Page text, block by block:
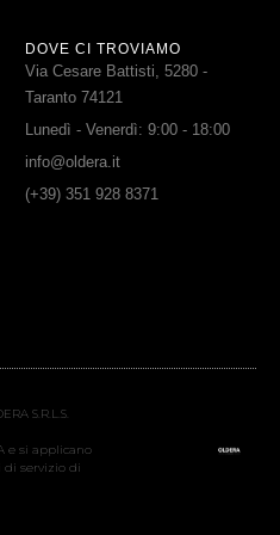
DOVE CI TROVIAMO
Via Cesare Battisti, 5280 -
Taranto 74121
Lunedì - Venerdì: 9:00 - 18:00
info@oldera.it
(+39) 351 928 8371
S.R.L.S.
e si applicano
di servizio di